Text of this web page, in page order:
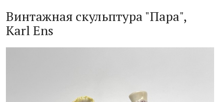
Винтажная скульптура "Пара",
Karl Ens